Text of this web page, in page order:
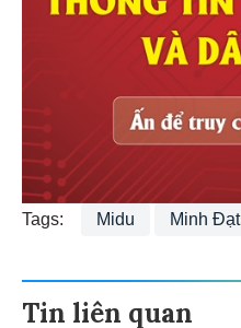
Tags: Midu Minh Đạt
Tin liên quan